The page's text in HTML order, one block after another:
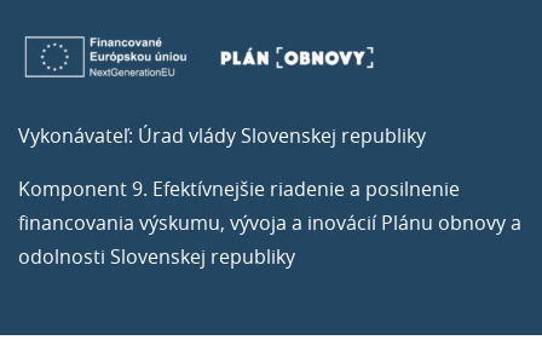
Vykonávateľ: Úrad vlády Slovenskej republiky
Komponent 9. Efektívnejšie riadenie a posilnenie
financovania výskumu, vývoja a inovácií Plánu obnovy a
odolnosti Slovenskej republiky